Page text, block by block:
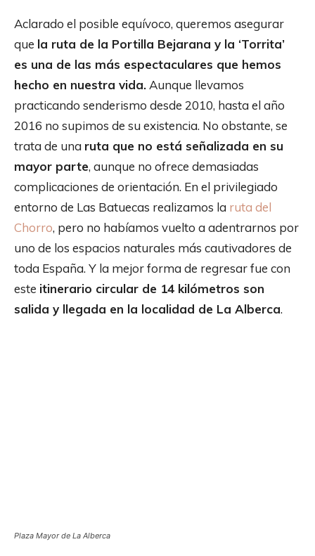
Aclarado el posible equívoco, queremos asegurar
que la ruta de la Portilla Bejarana y la ‘Torrita’
es una de las más espectaculares que hemos
hecho en nuestra vida. Aunque llevamos
practicando senderismo desde 2010, hasta el año
2016 no supimos de su existencia. No obstante, se
trata de una ruta que no está señalizada en su
mayor parte, aunque no ofrece demasiadas
complicaciones de orientación. En el privilegiado
entorno de Las Batuecas realizamos la ruta del
Chorro, pero no habíamos vuelto a adentrarnos por
uno de los espacios naturales más cautivadores de
toda España. Y la mejor forma de regresar fue con
este itinerario circular de 14 kilómetros son
salida y llegada en la localidad de La Alberca.
Plaza Mayor de La Alberca